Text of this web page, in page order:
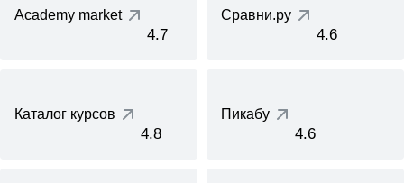
Academy market
4.7
Сравни.ру
4.6
Каталог курсов
4.8
Пикабу
4.6